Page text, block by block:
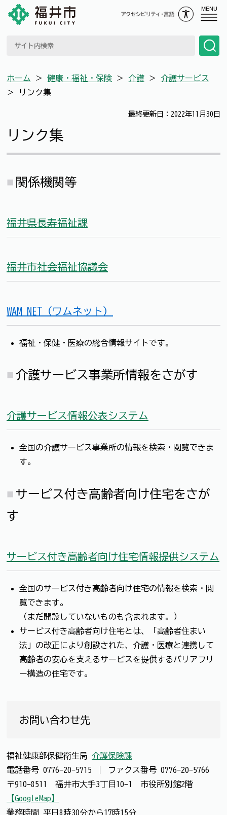
MENU
ホーム ＞ 健康・福祉・保険 ＞ 介護 ＞ 介護サービス
＞
リンク集
最終更新日：2022年11月30日
リンク集
関係機関等
福井県長寿福祉課
福井市社会福祉協議会
WAM NET（ワムネット）
福祉・保健・医療の総合情報サイトです。
介護サービス事業所情報をさがす
介護サービス情報公表システム
全国の介護サービス事業所の情報を検索・閲覧できま
す。
サービス付き高齢者向け住宅をさが
す
サービス付き高齢者向け住宅情報提供システム
全国のサービス付き高齢者向け住宅の情報を検索・閲
覧できます。
（まだ開設していないものも含まれます。）
サービス付き高齢者向け住宅とは、「高齢者住まい
法」の改正により創設された、介護・医療と連携して
高齢者の安心を支えるサービスを提供するバリアフリ
ー構造の住宅です。
お問い合わせ先
福祉健康部保健衛生局 介護保険課
電話番号 0776-20-5715 ファクス番号 0776-20-5766
〒910-8511 福井市大手3丁目10-1 市役所別館2階
【GoogleMap】
業務時間 平日8時30分から17時15分